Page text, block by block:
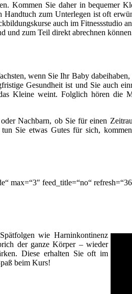
Kommen Sie daher in bequemer
zum Unterlegen ist oft
auch im Fitnessstudio
und zum Teil direkt abrechnen
wenn Sie Ihr Baby dabeihaben,
Gesundheit ist und Sie auch
Kleine weint. Folglich hören die
Nachbarn, ob Sie für einen
Sie etwas Gutes für sich,
max=“3″ feed_title=“no“
wie Harninkontinenz
der ganze Körper – wieder
Diese erhalten Sie oft im
beim Kurs!